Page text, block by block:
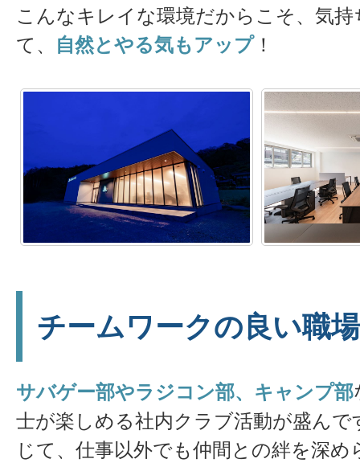
こんなキレイな環境だからこそ、気
て、
自然とやる気もアップ！
チームワークの良い職
サバゲー部やラジコン部、キャンプ部
士が楽しめる社内クラブ活動が盛んで
じて、仕事以外でも仲間との絆を深め